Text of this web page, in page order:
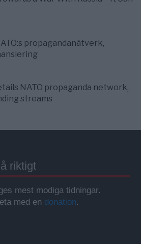
propagandanätverk,
NATO propaganda network,
streams
riktigt
mest modiga tidningar.
med en donation.